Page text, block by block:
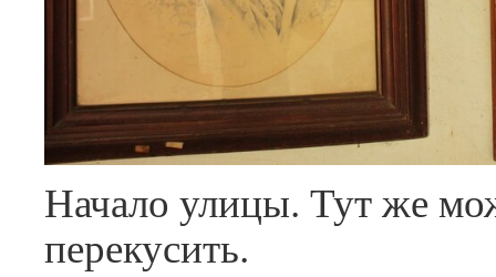
Начало улицы. Тут же
перекусить.